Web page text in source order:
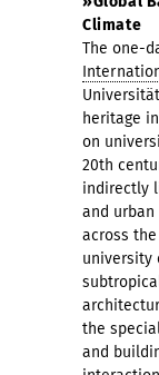
Climate
The one-
heritage
on
20th
indirectly
and urban
across
university
the
and